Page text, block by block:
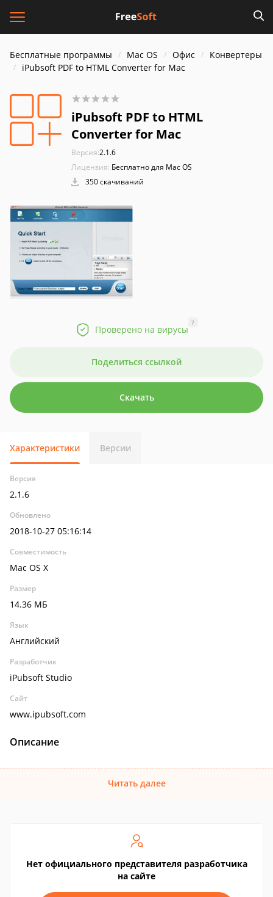
Бесплатные программы Mac OS Офис
Конвертеры
iPubsoft PDF to HTML Converter for Mac
iPubsoft PDF to HTML
Converter for Mac
Версия:2.1.6
Лицензия: Бесплатно для Mac OS
350 скачиваний
Проверено на вирусы
?
Поделиться ссылкой
Скачать
Характеристики Версии
Версия
2.1.6
Обновлено
2018-10-27 05:16:14
Совместимость
Mac OS X
Размер
14.36 МБ
Язык
Английский
Разработчик
iPubsoft Studio
Сайт
www.ipubsoft.com
Описание
Читать далее
Нет официального представителя разработчика
на сайте